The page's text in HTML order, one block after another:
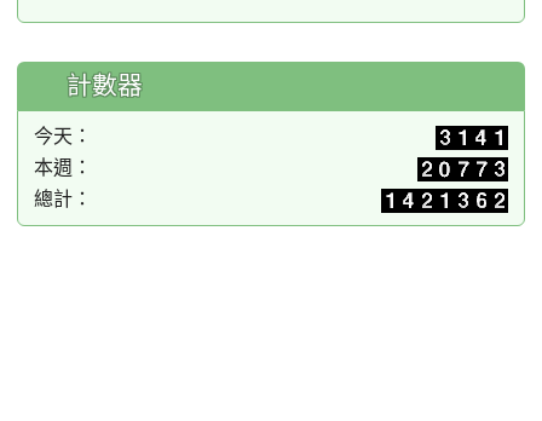
計數器
今天：
本週：
總計：